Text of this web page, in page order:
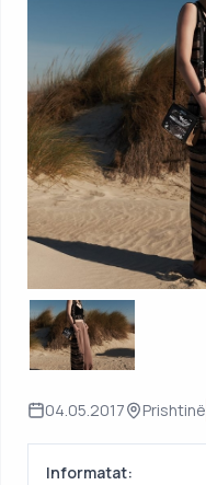
04.05.2017 Prishtinë
Informatat: